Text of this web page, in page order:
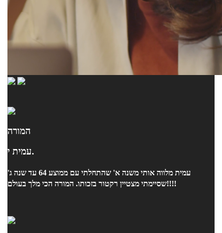
המורה
עמית י.
עמית מלווה אותי משנה א' שהתחלתי עם ממוצע 64 עד שנה ג'
שסיימתי מצטיין רקטור בזכותו. המורה הכי מלך בעולם!!!!